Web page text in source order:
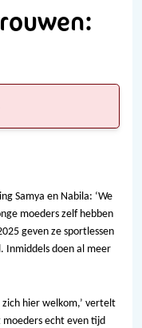
Samya en Nabila: ‘We
moeders zelf hebben
geven ze sportlessen
Inmiddels doen al meer
hier welkom,’ vertelt
moeders echt even tijd